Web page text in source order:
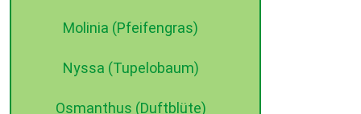
Molinia (Pfeifengras)
Nyssa (Tupelobaum)
Osmanthus (Duftblüte)